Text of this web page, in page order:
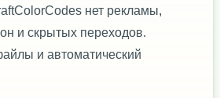
нет рекламы,
и скрытых переходов.
и автоматический